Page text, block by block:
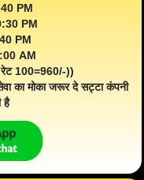
PM
PM
PM
AM
100=960/-))
का मोका जरूर दे सट्टा कंपनी
है